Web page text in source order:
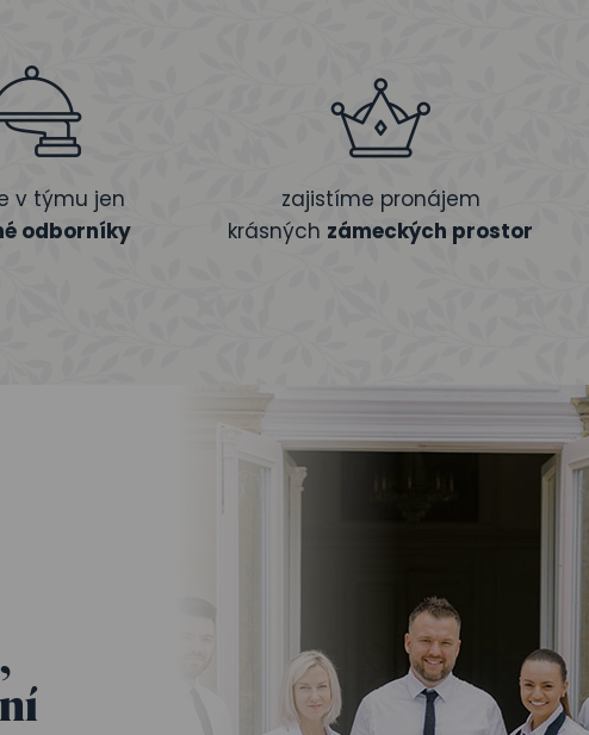
v týmu jen
odborníky
zajistíme pronájem
krásných zámeckých prostor